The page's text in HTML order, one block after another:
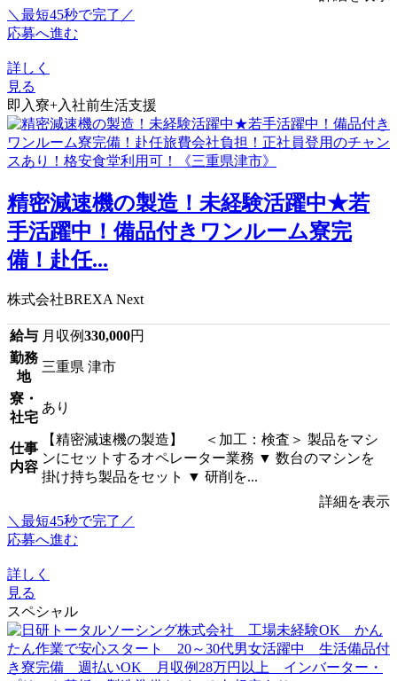
＼最短45秒で完了／
応募へ進む
詳しく
見る
即入寮+入社前生活支援
精密減速機の製造！未経験活躍中★若
手活躍中！備品付きワンルーム寮完
備！赴任...
株式会社BREXA Next
給与 月収例330,000円
勤務
地
三重県 津市
寮・
社宅
あり
仕事
内容
【精密減速機の製造】 ＜加工：検査＞ 製品をマシ
ンにセットするオペレーター業務 ▼ 数台のマシンを
掛け持ち製品をセット ▼ 研削を...
詳細を表示
＼最短45秒で完了／
応募へ進む
詳しく
見る
スペシャル